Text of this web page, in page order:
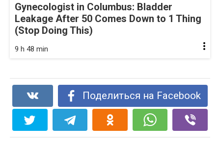
Gynecologist in Columbus: Bladder
Leakage After 50 Comes Down to 1 Thing
(Stop Doing This)
9 h 48 min
Поделиться на Facebook